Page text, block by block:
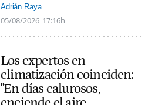
Adrián Raya
05/08/2026 17:16h
Los expertos en
climatización coinciden:
"En días calurosos,